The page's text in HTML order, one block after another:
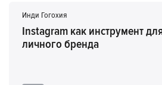
Инди Гогохия
Instagram как инструмент
личного бренда